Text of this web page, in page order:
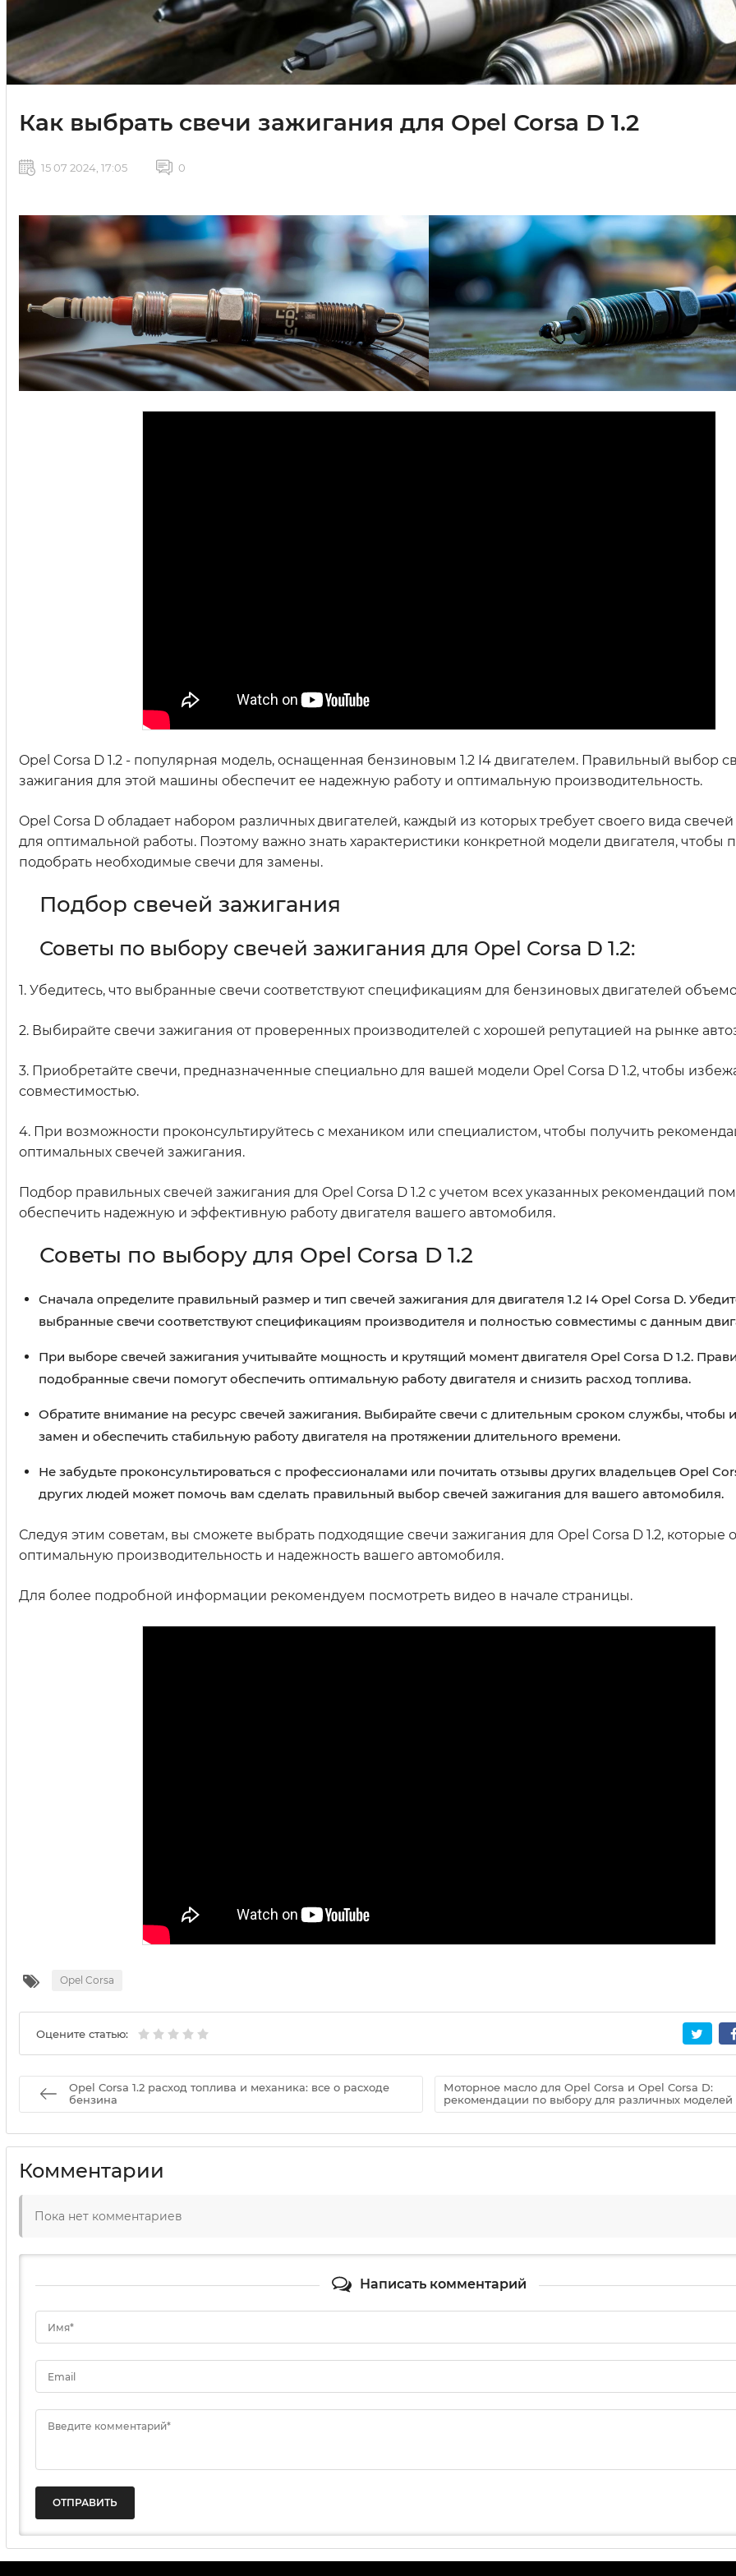
Как выбрать свечи зажигания для Opel Corsa D 1.2
15 07 2024, 17:05 0
Opel Corsa D 1.2 - популярная модель, оснащенная бензиновым 1.2 I4 двигателем. Правильный выбор
зажигания для этой машины обеспечит ее надежную работу и оптимальную производительность.
Opel Corsa D обладает набором различных двигателей, каждый из которых требует своего вида
для оптимальной работы. Поэтому важно знать характеристики конкретной модели двигателя, чтобы
подобрать необходимые свечи для замены.
Подбор свечей зажигания
Советы по выбору свечей зажигания для Opel Corsa D 1.2:
1. Убедитесь, что выбранные свечи соответствуют спецификациям для бензиновых двигателей
2. Выбирайте свечи зажигания от проверенных производителей с хорошей репутацией на рынке
3. Приобретайте свечи, предназначенные специально для вашей модели Opel Corsa D 1.2, чтобы
совместимостью.
4. При возможности проконсультируйтесь с механиком или специалистом, чтобы получить
оптимальных свечей зажигания.
Подбор правильных свечей зажигания для Opel Corsa D 1.2 с учетом всех указанных рекомендаций
обеспечить надежную и эффективную работу двигателя вашего автомобиля.
Советы по выбору для Opel Corsa D 1.2
Сначала определите правильный размер и тип свечей зажигания для двигателя 1.2 I4 Opel Corsa D.
выбранные свечи соответствуют спецификациям производителя и полностью совместимы с данным
При выборе свечей зажигания учитывайте мощность и крутящий момент двигателя Opel Corsa D 1.2.
подобранные свечи помогут обеспечить оптимальную работу двигателя и снизить расход топлива.
Обратите внимание на ресурс свечей зажигания. Выбирайте свечи с длительным сроком службы, чтобы
замен и обеспечить стабильную работу двигателя на протяжении длительного времени.
Не забудьте проконсультироваться с профессионалами или почитать отзывы других владельцев Opel
других людей может помочь вам сделать правильный выбор свечей зажигания для вашего автомобиля.
Следуя этим советам, вы сможете выбрать подходящие свечи зажигания для Opel Corsa D 1.2, которые
оптимальную производительность и надежность вашего автомобиля.
Для более подробной информации рекомендуем посмотреть видео в начале страницы.
Opel Corsa
Оцените статью:
Opel Corsa 1.2 расход топлива и механика: все о расходе
бензина
Моторное масло для Opel Corsa и Opel Corsa D:
рекомендации по выбору для различных моделей
Комментарии
Пока нет комментариев
Написать комментарий
Имя*
Email
Введите комментарий*
ОТПРАВИТЬ